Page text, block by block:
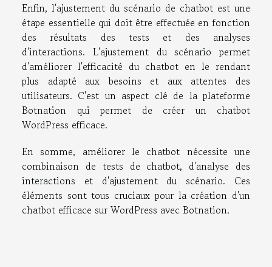
Enfin, l'ajustement du scénario de chatbot est une
étape essentielle qui doit être effectuée en fonction
des résultats des tests et des analyses
d'interactions. L'ajustement du scénario permet
d'améliorer l'efficacité du chatbot en le rendant
plus adapté aux besoins et aux attentes des
utilisateurs. C'est un aspect clé de la plateforme
Botnation qui permet de créer un chatbot
WordPress efficace.
En somme, améliorer le chatbot nécessite une
combinaison de tests de chatbot, d'analyse des
interactions et d'ajustement du scénario. Ces
éléments sont tous cruciaux pour la création d'un
chatbot efficace sur WordPress avec Botnation.